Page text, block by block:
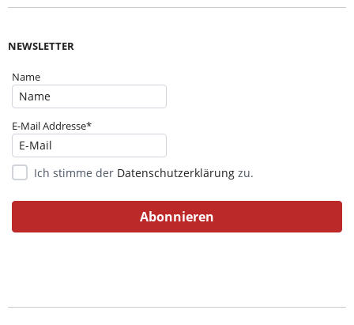
NEWSLETTER
Name
E-Mail Addresse*
Ich stimme der Datenschutzerklärung zu.